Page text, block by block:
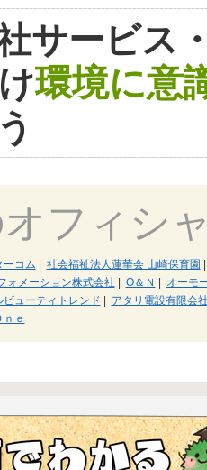
サービス
環境に意
フィシ
ーコム 社会福祉法人蓮華会 山崎保育園
ォメーション株式会社 O＆Ｎ
オーモ
ビューティトレンド
アタリ電設有限会
ｅ